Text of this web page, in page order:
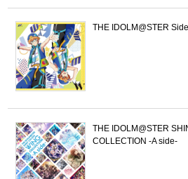
THE IDOLM@STER
THE IDOLM@STER
COLLECTION -A side-